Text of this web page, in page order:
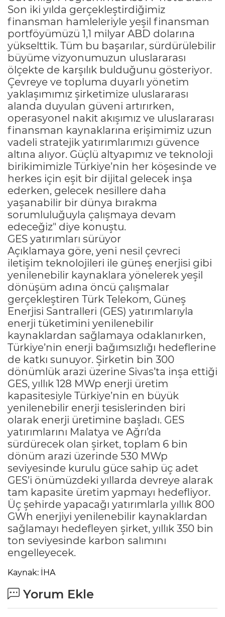
Son iki yılda gerçekleştirdiğimiz
finansman hamleleriyle yeşil finansman
portföyümüzü 1,1 milyar ABD dolarına
yükselttik. Tüm bu başarılar, sürdürülebilir
büyüme vizyonumuzun uluslararası
ölçekte de karşılık bulduğunu gösteriyor.
Çevreye ve topluma duyarlı yönetim
yaklaşımımız şirketimize uluslararası
alanda duyulan güveni artırırken,
operasyonel nakit akışımız ve uluslararası
finansman kaynaklarına erişimimiz uzun
vadeli stratejik yatırımlarımızı güvence
altına alıyor. Güçlü altyapımız ve teknoloji
birikimimizle Türkiye’nin her köşesinde ve
herkes için eşit bir dijital gelecek inşa
ederken, gelecek nesillere daha
yaşanabilir bir dünya bırakma
sorumluluğuyla çalışmaya devam
edeceğiz" diye konuştu.
GES yatırımları sürüyor
Açıklamaya göre, yeni nesil çevreci
iletişim teknolojileri ile güneş enerjisi gibi
yenilenebilir kaynaklara yönelerek yeşil
dönüşüm adına öncü çalışmalar
gerçekleştiren Türk Telekom, Güneş
Enerjisi Santralleri (GES) yatırımlarıyla
enerji tüketimini yenilenebilir
kaynaklardan sağlamaya odaklanırken,
Türkiye’nin enerji bağımsızlığı hedeflerine
de katkı sunuyor. Şirketin bin 300
dönümlük arazi üzerine Sivas’ta inşa ettiği
GES, yıllık 128 MWp enerji üretim
kapasitesiyle Türkiye’nin en büyük
yenilenebilir enerji tesislerinden biri
olarak enerji üretimine başladı. GES
yatırımlarını Malatya ve Ağrı’da
sürdürecek olan şirket, toplam 6 bin
dönüm arazi üzerinde 530 MWp
seviyesinde kurulu güce sahip üç adet
GES’i önümüzdeki yıllarda devreye alarak
tam kapasite üretim yapmayı hedefliyor.
Üç şehirde yapacağı yatırımlarla yıllık 800
GWh enerjiyi yenilenebilir kaynaklardan
sağlamayı hedefleyen şirket, yıllık 350 bin
ton seviyesinde karbon salımını
engelleyecek.
Kaynak: İHA
Yorum Ekle